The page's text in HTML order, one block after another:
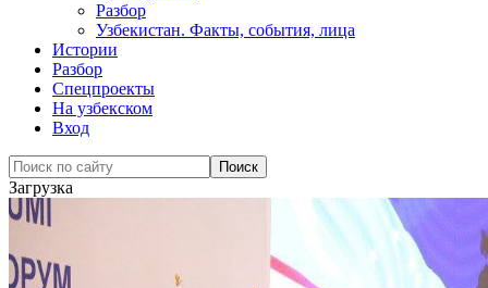
Разбор
Узбекистан. Факты, события, лица
Истории
Разбор
Спецпроекты
На узбекском
Вход
Загрузка